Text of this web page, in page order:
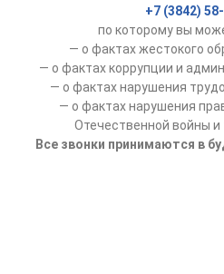
+7 (3842)
по которому вы
— о фактах жестокого
— о фактах коррупции и
— о фактах нарушения
— о фактах нарушения
Отечественной войны и
Все звонки принимаются в